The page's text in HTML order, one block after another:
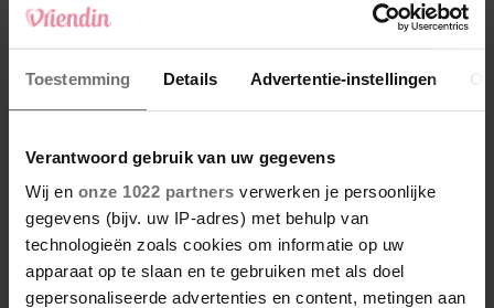
Toestemming Details Advertentie-instellingen
Verantwoord gebruik van uw gegevens
Wij en onze 1022 partners verwerken je persoonlijke
gegevens (bijv. uw IP-adres) met behulp van
technologieën zoals cookies om informatie op uw
apparaat op te slaan en te gebruiken met als doel
gepersonaliseerde advertenties en content, metingen aan
Meer van Jet
Anne herstelde van haar
eetstoornis: ‘Het gevecht
ligt niet op je bord, maar
speelt zich af in je hoofd’